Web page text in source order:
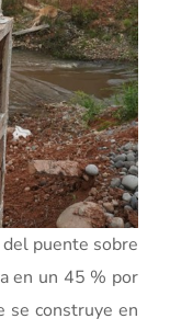
puente sobre
en un 45 % por
se construye en